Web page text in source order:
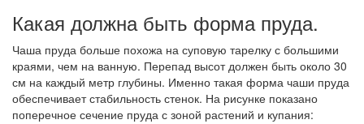
Какая должна быть форма пруда.
Чаша пруда больше похожа на суповую тарелку с большими
краями, чем на ванную. Перепад высот должен быть около 30
см на каждый метр глубины. Именно такая форма чаши пруда
обеспечивает стабильность стенок. На рисунке показано
поперечное сечение пруда с зоной растений и купания: